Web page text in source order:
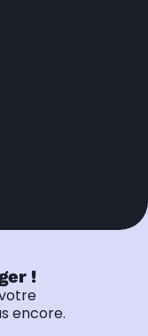
!
encore.